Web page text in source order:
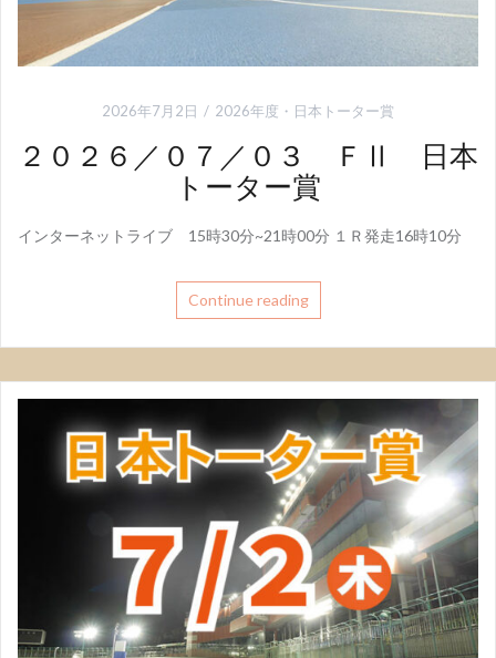
2026年7月2日 2026年度 ・ 日本トーター賞
２０２６／０７／０３ ＦⅡ 日本
トーター賞
インターネットライブ 15時30分~21時00分 １Ｒ発走16時10分
Continue reading